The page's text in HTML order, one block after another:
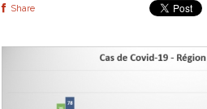
Share